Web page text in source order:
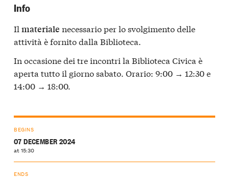
Info
Il materiale necessario per lo svolgimento delle
attività è fornito dalla Biblioteca.
In occasione dei tre incontri la Biblioteca Civica è
aperta tutto il giorno sabato. Orario: 9:00 → 12:30 e
14:00 → 18:00.
BEGINS
07 DECEMBER 2024
at 15:30
ENDS